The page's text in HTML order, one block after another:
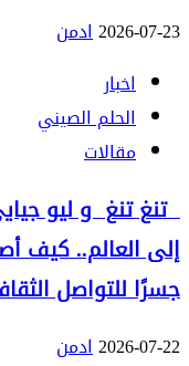
2026-07-23ادمن
اخبار
الحلم الصيني
مقالات
تنغ تنغ و ليو
إلى العالم.. كيف
جسرًا للتواصل
2026-07-22ادمن